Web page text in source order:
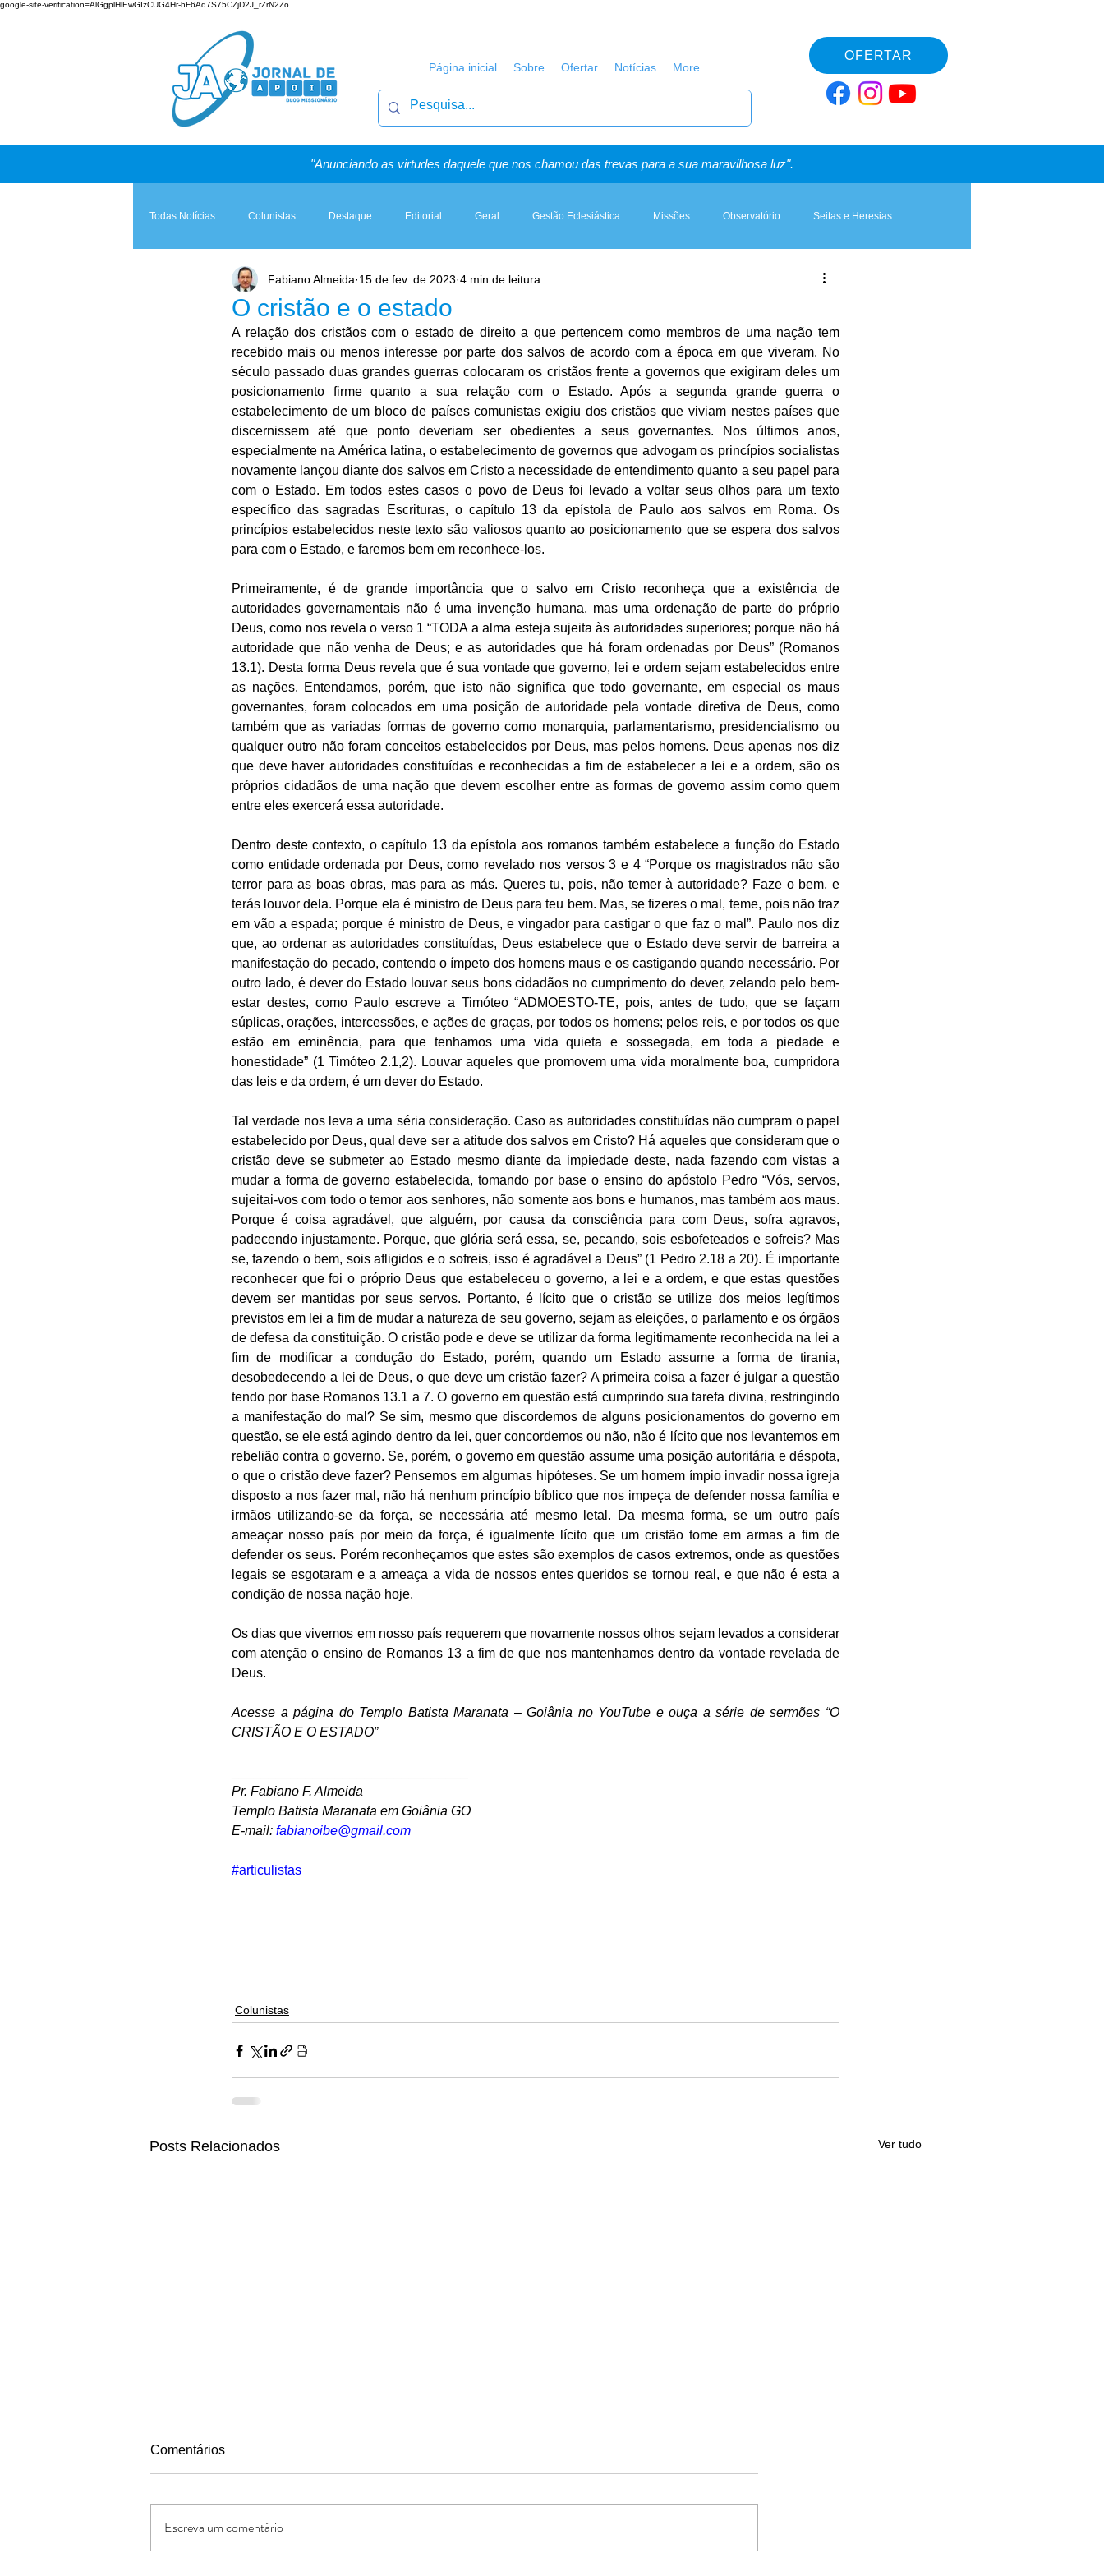
google-site-verification=AlGgplHlEwGIzCUG4Hr-hF6Aq7S75CZjD2J_rZrN2Zo
Página inicial Sobre Ofertar Notícias More
OFERTAR
"Anunciando as virtudes daquele que nos chamou das trevas para a sua maravilhosa luz".
Todas Notícias Colunistas Destaque Editorial Geral Gestão Eclesiástica Missões Observatório Seitas e Heresias
Teologia & Prática A Igreja e a Lei Artigos, Sermões & Esboços
O cristão e o estado
Fabiano Almeida 15 de fev. de 2023 4 min de leitura
A relação dos cristãos com o estado de direito a que pertencem como membros de uma nação tem
recebido mais ou menos interesse por parte dos salvos de acordo com a época em que viveram. No
século passado duas grandes guerras colocaram os cristãos frente a governos que exigiram deles um
posicionamento firme quanto a sua relação com o Estado. Após a segunda grande guerra o
estabelecimento de um bloco de países comunistas exigiu dos cristãos que viviam nestes países que
discernissem até que ponto deveriam ser obedientes a seus governantes. Nos últimos anos,
especialmente na América latina, o estabelecimento de governos que advogam os princípios socialistas
novamente lançou diante dos salvos em Cristo a necessidade de entendimento quanto a seu papel para
com o Estado. Em todos estes casos o povo de Deus foi levado a voltar seus olhos para um texto
específico das sagradas Escrituras, o capítulo 13 da epístola de Paulo aos salvos em Roma. Os
princípios estabelecidos neste texto são valiosos quanto ao posicionamento que se espera dos salvos
para com o Estado, e faremos bem em reconhece-los.
Primeiramente, é de grande importância que o salvo em Cristo reconheça que a existência de
autoridades governamentais não é uma invenção humana, mas uma ordenação de parte do próprio
Deus, como nos revela o verso 1 “TODA a alma esteja sujeita às autoridades superiores; porque não há
autoridade que não venha de Deus; e as autoridades que há foram ordenadas por Deus” (Romanos
13.1). Desta forma Deus revela que é sua vontade que governo, lei e ordem sejam estabelecidos entre
as nações. Entendamos, porém, que isto não significa que todo governante, em especial os maus
governantes, foram colocados em uma posição de autoridade pela vontade diretiva de Deus, como
também que as variadas formas de governo como monarquia, parlamentarismo, presidencialismo ou
qualquer outro não foram conceitos estabelecidos por Deus, mas pelos homens. Deus apenas nos diz
que deve haver autoridades constituídas e reconhecidas a fim de estabelecer a lei e a ordem, são os
próprios cidadãos de uma nação que devem escolher entre as formas de governo assim como quem
entre eles exercerá essa autoridade.
Dentro deste contexto, o capítulo 13 da epístola aos romanos também estabelece a função do Estado
como entidade ordenada por Deus, como revelado nos versos 3 e 4 “Porque os magistrados não são
terror para as boas obras, mas para as más. Queres tu, pois, não temer à autoridade? Faze o bem, e
terás louvor dela. Porque ela é ministro de Deus para teu bem. Mas, se fizeres o mal, teme, pois não traz
em vão a espada; porque é ministro de Deus, e vingador para castigar o que faz o mal”. Paulo nos diz
que, ao ordenar as autoridades constituídas, Deus estabelece que o Estado deve servir de barreira a
manifestação do pecado, contendo o ímpeto dos homens maus e os castigando quando necessário. Por
outro lado, é dever do Estado louvar seus bons cidadãos no cumprimento do dever, zelando pelo bem-
estar destes, como Paulo escreve a Timóteo “ADMOESTO-TE, pois, antes de tudo, que se façam
súplicas, orações, intercessões, e ações de graças, por todos os homens; pelos reis, e por todos os que
estão em eminência, para que tenhamos uma vida quieta e sossegada, em toda a piedade e
honestidade” (1 Timóteo 2.1,2). Louvar aqueles que promovem uma vida moralmente boa, cumpridora
das leis e da ordem, é um dever do Estado.
Tal verdade nos leva a uma séria consideração. Caso as autoridades constituídas não cumpram o papel
estabelecido por Deus, qual deve ser a atitude dos salvos em Cristo? Há aqueles que consideram que o
cristão deve se submeter ao Estado mesmo diante da impiedade deste, nada fazendo com vistas a
mudar a forma de governo estabelecida, tomando por base o ensino do apóstolo Pedro “Vós, servos,
sujeitai-vos com todo o temor aos senhores, não somente aos bons e humanos, mas também aos maus.
Porque é coisa agradável, que alguém, por causa da consciência para com Deus, sofra agravos,
padecendo injustamente. Porque, que glória será essa, se, pecando, sois esbofeteados e sofreis? Mas
se, fazendo o bem, sois afligidos e o sofreis, isso é agradável a Deus” (1 Pedro 2.18 a 20). É importante
reconhecer que foi o próprio Deus que estabeleceu o governo, a lei e a ordem, e que estas questões
devem ser mantidas por seus servos. Portanto, é lícito que o cristão se utilize dos meios legítimos
previstos em lei a fim de mudar a natureza de seu governo, sejam as eleições, o parlamento e os órgãos
de defesa da constituição. O cristão pode e deve se utilizar da forma legitimamente reconhecida na lei a
fim de modificar a condução do Estado, porém, quando um Estado assume a forma de tirania,
desobedecendo a lei de Deus, o que deve um cristão fazer? A primeira coisa a fazer é julgar a questão
tendo por base Romanos 13.1 a 7. O governo em questão está cumprindo sua tarefa divina, restringindo
a manifestação do mal? Se sim, mesmo que discordemos de alguns posicionamentos do governo em
questão, se ele está agindo dentro da lei, quer concordemos ou não, não é lícito que nos levantemos em
rebelião contra o governo. Se, porém, o governo em questão assume uma posição autoritária e déspota,
o que o cristão deve fazer? Pensemos em algumas hipóteses. Se um homem ímpio invadir nossa igreja
disposto a nos fazer mal, não há nenhum princípio bíblico que nos impeça de defender nossa família e
irmãos utilizando-se da força, se necessária até mesmo letal. Da mesma forma, se um outro país
ameaçar nosso país por meio da força, é igualmente lícito que um cristão tome em armas a fim de
defender os seus. Porém reconheçamos que estes são exemplos de casos extremos, onde as questões
legais se esgotaram e a ameaça a vida de nossos entes queridos se tornou real, e que não é esta a
condição de nossa nação hoje.
Os dias que vivemos em nosso país requerem que novamente nossos olhos sejam levados a considerar
com atenção o ensino de Romanos 13 a fim de que nos mantenhamos dentro da vontade revelada de
Deus.
Acesse a página do Templo Batista Maranata – Goiânia no YouTube e ouça a série de sermões “O
CRISTÃO E O ESTADO”
Pr. Fabiano F. Almeida
Templo Batista Maranata em Goiânia GO
E-mail: fabianoibe@gmail.com
#articulistas
Colunistas
Posts Relacionados Ver tudo
Conte as Bençãos
Comentários
Escreva um comentário